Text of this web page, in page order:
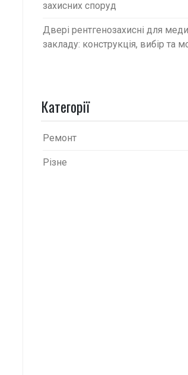
захисних споруд
Двері рентгенозахисні для
закладу: конструкція, вибір та
Категорії
Ремонт
Різне